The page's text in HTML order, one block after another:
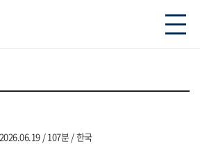
2026.06.19 107분 한국